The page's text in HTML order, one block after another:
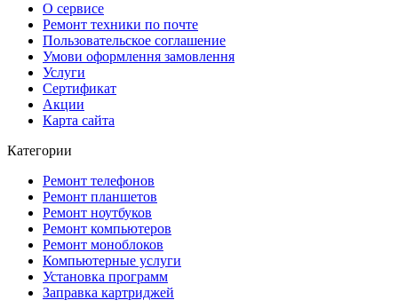
О сервисе
Ремонт техники по почте
Пользовательское соглашение
Умови оформлення замовлення
Услуги
Сертификат
Акции
Карта сайта
Категории
Ремонт телефонов
Ремонт планшетов
Ремонт ноутбуков
Ремонт компьютеров
Ремонт моноблоков
Компьютерные услуги
Установка программ
Заправка картриджей